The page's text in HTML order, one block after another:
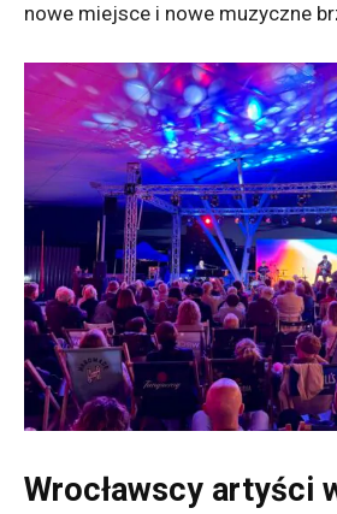
nowe miejsce i nowe muzyczne
Wrocławscy artyści